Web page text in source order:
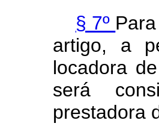
§ 7º
artigo, a
locadora
será
prestadora